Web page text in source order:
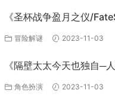
《圣杯战争盈月之仪/
单机游戏下载
冒险解谜 2023-11-03
《隔壁太太今天也独自─
角色扮演 2023-11-03